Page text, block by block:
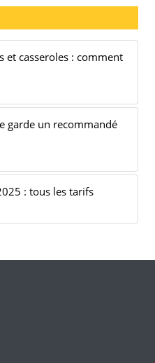
et casseroles : comment
garde un recommandé
: tous les tarifs